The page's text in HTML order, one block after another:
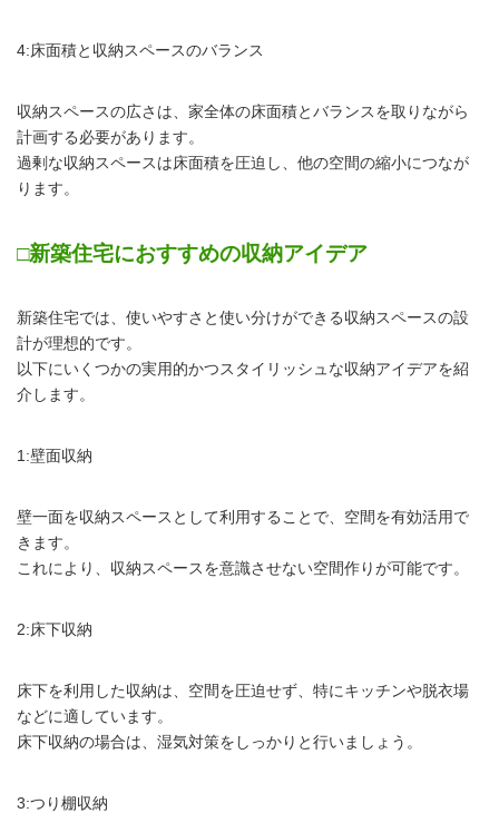
4:床面積と収納スペースのバランス
収納スペースの広さは、家全体の床面積とバランスを取りながら
計画する必要があります。
過剰な収納スペースは床面積を圧迫し、他の空間の縮小につなが
ります。
□新築住宅におすすめの収納アイデア
新築住宅では、使いやすさと使い分けができる収納スペースの設
計が理想的です。
以下にいくつかの実用的かつスタイリッシュな収納アイデアを紹
介します。
1:壁面収納
壁一面を収納スペースとして利用することで、空間を有効活用で
きます。
これにより、収納スペースを意識させない空間作りが可能です。
2:床下収納
床下を利用した収納は、空間を圧迫せず、特にキッチンや脱衣場
などに適しています。
床下収納の場合は、湿気対策をしっかりと行いましょう。
3:つり棚収納